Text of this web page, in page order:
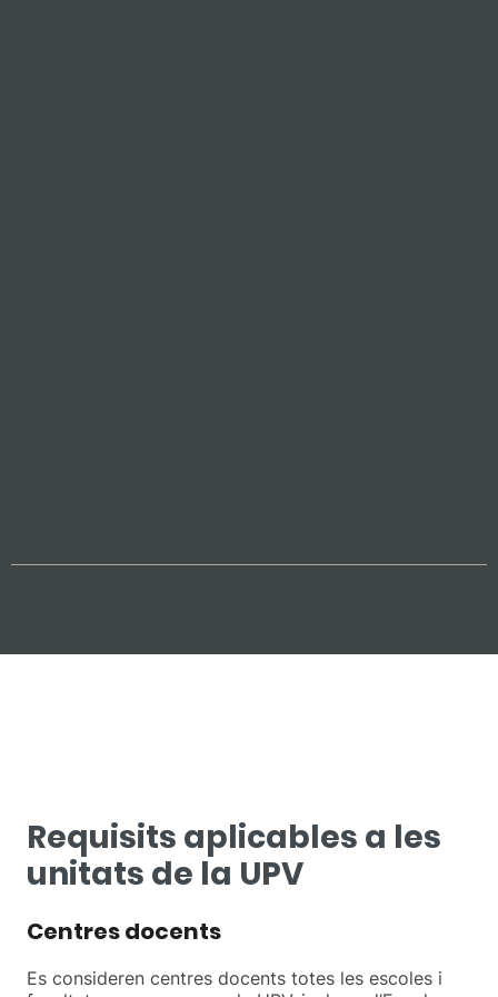
Requisits aplicables a les
unitats de la UPV
Centres docents
Es consideren centres docents totes les escoles i